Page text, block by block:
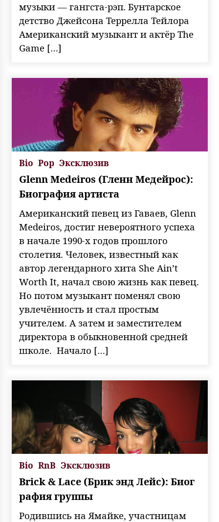
музыки — гангста-рэп. Бунтарское
детство Джейсона Террелла Тейлора
Американский музыкант и актёр The
Game […]
Bio Pop Эксклюзив
Glenn Medeiros (Гленн Медейрос):
Биография артиста
Американский певец из Гаваев, Glenn
Medeiros, достиг невероятного успеха
в начале 1990-х годов прошлого
столетия. Человек, известный как
автор легендарного хита She Ain’t
Worth It, начал свою жизнь как певец.
Но потом музыкант поменял свою
увлечённость и стал простым
учителем. А затем и заместителем
директора в обыкновенной средней
школе. Начало […]
Bio RnB Эксклюзив
Brick & Lace (Брик энд Лейс): Биог
рафия группы
Родившись на Ямайке, участницам